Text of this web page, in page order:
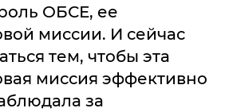
ОБСЕ, ее
миссии. И сейчас
тем, чтобы эта
миссия эффективно
за